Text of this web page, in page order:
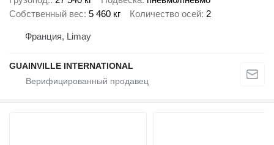
Собственный вес 5 460 кг Количество осей 2
Франция, Limay
GUAINVILLE INTERNATIONAL